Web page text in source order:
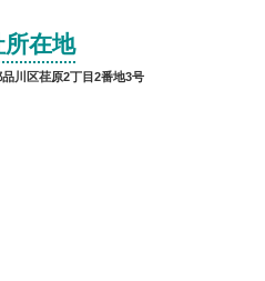
所在地
川区荏原2丁目2番地3号